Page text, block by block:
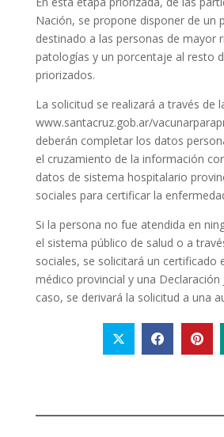
Nación, se propone disponer de un
destinado a las personas de mayor
patologías y un porcentaje al resto
priorizados.
La solicitud se realizará a través de
www.santacruz.gob.ar/
deberán completar los datos
el cruzamiento de la información
datos de sistema hospitalario
sociales para certificar la
Si la persona no fue atendida en
el sistema público de salud o a
sociales, se solicitará un certificado
médico provincial y una Declaración
caso, se derivará la solicitud a una